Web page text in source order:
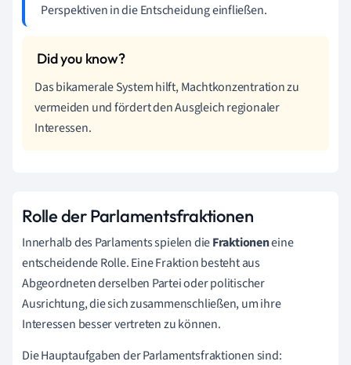
Perspektiven in die Entscheidung einfließen.
Das bikamerale System hilft, Machtkonzentration zu
vermeiden und fördert den Ausgleich regionaler
Interessen.
Rolle der Parlamentsfraktionen
Innerhalb des Parlaments spielen dieFraktioneneine
entscheidende Rolle. Eine Fraktion besteht aus
Abgeordneten derselben Partei oder politischer
Ausrichtung, die sich zusammenschließen, um ihre
Interessen besser vertreten zu können.
Die Hauptaufgaben der Parlamentsfraktionen sind: